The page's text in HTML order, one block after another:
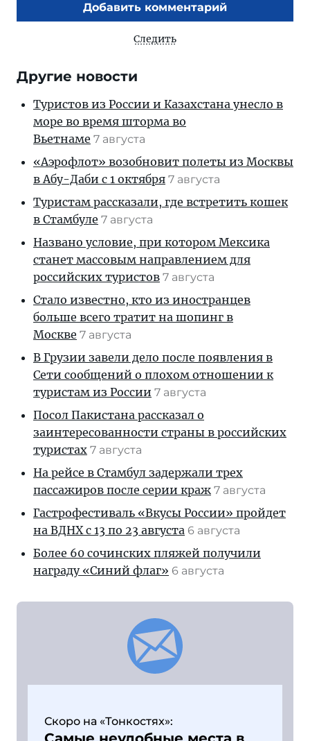
Добавить комментарий
Следить
Другие новости
Туристов из России и Казахстана унесло в
море во время шторма во
Вьетнаме 7 августа
«Аэрофлот» возобновит полеты из Москвы
в Абу-Даби с 1 октября 7 августа
Туристам рассказали, где встретить кошек
в Стамбуле 7 августа
Названо условие, при котором Мексика
станет массовым направлением для
российских туристов 7 августа
Стало известно, кто из иностранцев
больше всего тратит на шопинг в
Москве 7 августа
В Грузии завели дело после появления в
Сети сообщений о плохом отношении к
туристам из России 7 августа
Посол Пакистана рассказал о
заинтересованности страны в российских
туристах 7 августа
На рейсе в Стамбул задержали трех
пассажиров после серии краж 7 августа
Гастрофестиваль «Вкусы России» пройдет
на ВДНХ с 13 по 23 августа 6 августа
Более 60 сочинских пляжей получили
награду «Синий флаг» 6 августа
Скоро на «Тонкостях»: